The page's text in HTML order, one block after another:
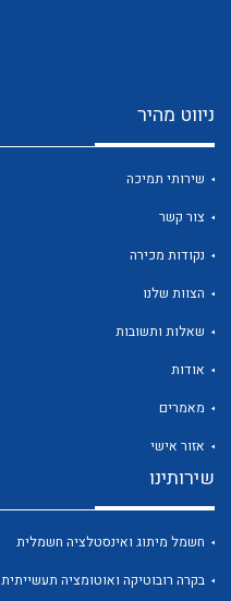
ניווט מהיר
שירותי תמיכה
צור קשר
נקודות מכירה
הצוות שלנו
שאלות ותשובות
אודות
מאמרים
אזור אישי
שירותינו
חשמל מיתוג ואינסטלציה חשמלית
בקרה רובוטיקה ואוטומציה תעשייתית